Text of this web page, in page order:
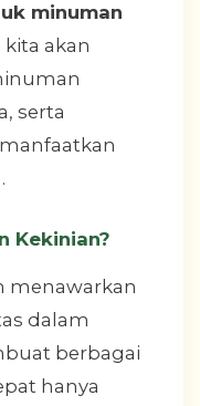
minuman
akan
serta
Kekinian?
menawarkan
dalam
berbagai
hanya